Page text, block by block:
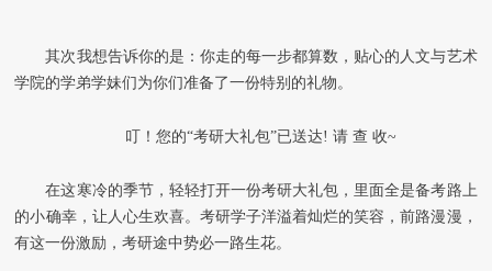
其次我想告诉你的是：你走的每一步都算数，贴心的人文与艺术
学院的学弟学妹们为你们准备了一份特别的礼物。
叮！您的“考研大礼包”已送达! 请 查 收~
在这寒冷的季节，轻轻打开一份考研大礼包，里面全是备考路上
的小确幸，让人心生欢喜。考研学子洋溢着灿烂的笑容，前路漫漫，
有这一份激励，考研途中势必一路生花。